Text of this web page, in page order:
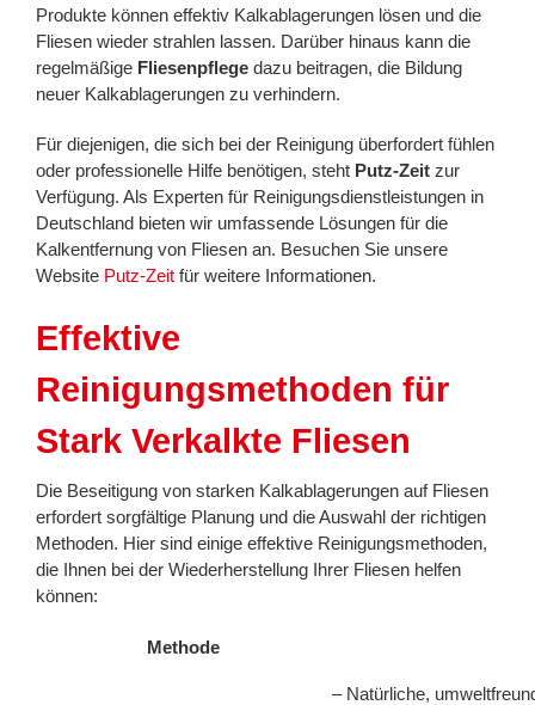
Produkte können effektiv Kalkablagerungen lösen und die
Fliesen wieder strahlen lassen. Darüber hinaus kann die
regelmäßige Fliesenpflege dazu beitragen, die Bildung
neuer Kalkablagerungen zu verhindern.
Für diejenigen, die sich bei der Reinigung überfordert fühlen
oder professionelle Hilfe benötigen, steht Putz-Zeit zur
Verfügung. Als Experten für Reinigungsdienstleistungen in
Deutschland bieten wir umfassende Lösungen für die
Kalkentfernung von Fliesen an. Besuchen Sie unsere
Website Putz-Zeit für weitere Informationen.
Effektive
Reinigungsmethoden für
Stark Verkalkte Fliesen
Die Beseitigung von starken Kalkablagerungen auf Fliesen
erfordert sorgfältige Planung und die Auswahl der richtigen
Methoden. Hier sind einige effektive Reinigungsmethoden,
die Ihnen bei der Wiederherstellung Ihrer Fliesen helfen
können:
Methode
– Natürliche,